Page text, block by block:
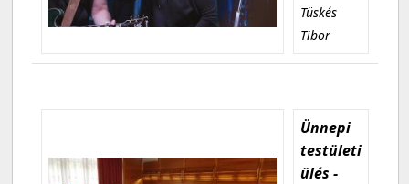
Tüskés
Tibor
Ünnepi
testületi
ülés -